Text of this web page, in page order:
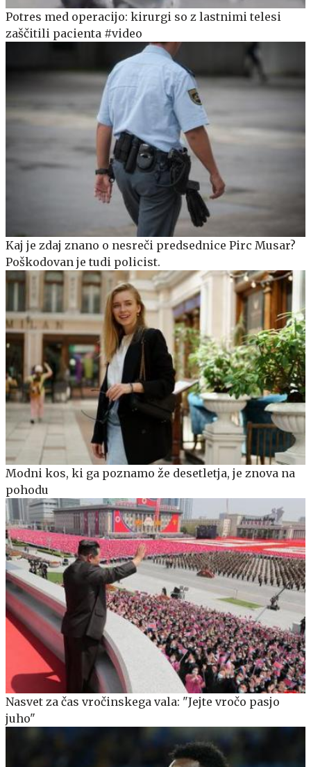
Potres med operacijo: kirurgi so z lastnimi telesi
zaščitili pacienta #video
Kaj je zdaj znano o nesreči predsednice Pirc Musar?
Poškodovan je tudi policist.
Modni kos, ki ga poznamo že desetletja, je znova na
pohodu
Nasvet za čas vročinskega vala: "Jejte vročo pasjo
juho"